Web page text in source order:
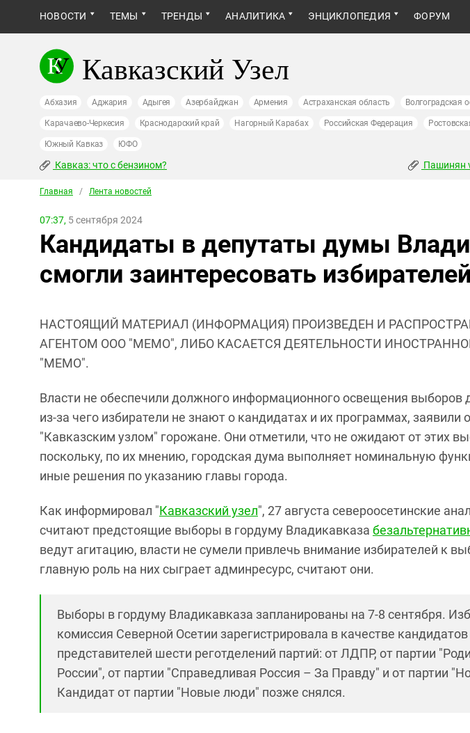
НОВОСТИ ТЕМЫ ТРЕНДЫ АНАЛИТИКА ЭНЦИКЛОПЕДИЯ ФОРУМ
Кавказский Узел
Абхазия Аджария Адыгея Азербайджан Армения Астраханская область Волгоградская
Карачаево-Черкесия Краснодарский край Нагорный Карабах Российская Федерация
Южный Кавказ ЮФО
Кавказ: что с бензином? Пашинян
Главная / Лента новостей
07:37, 5 сентября 2024
Кандидаты в депутаты думы
смогли заинтересовать избирателей
НАСТОЯЩИЙ МАТЕРИАЛ (ИНФОРМАЦИЯ) ПРОИЗВЕДЕН И
АГЕНТОМ ООО "МЕМО", ЛИБО КАСАЕТСЯ ДЕЯТЕЛЬНОСТИ
"МЕМО".
Власти не обеспечили должного информационного освещения выборов
из-за чего избиратели не знают о кандидатах и их программах,
"Кавказским узлом" горожане. Они отметили, что не ожидают от этих
поскольку, по их мнению, городская дума выполняет номинальную
иные решения по указанию главы города.
Как информировал "Кавказский узел", 27 августа североосетинские
считают предстоящие выборы в гордуму Владикавказа
ведут агитацию, власти не сумели привлечь внимание избирателей к
главную роль на них сыграет админресурс, считают они.
Выборы в гордуму Владикавказа запланированы на 7-8 сентября.
комиссия Северной Осетии зарегистрировала в качестве
представителей шести реготделений партий: от ЛДПР, от партии
России", от партии "Справедливая Россия – За Правду" и от партии
Кандидат от партии "Новые люди" позже снялся.